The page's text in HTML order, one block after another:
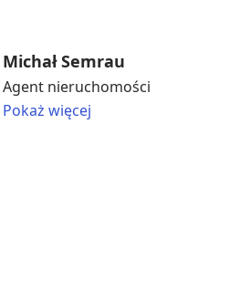
Michał Semrau
Agent nieruchomości
Pokaż więcej